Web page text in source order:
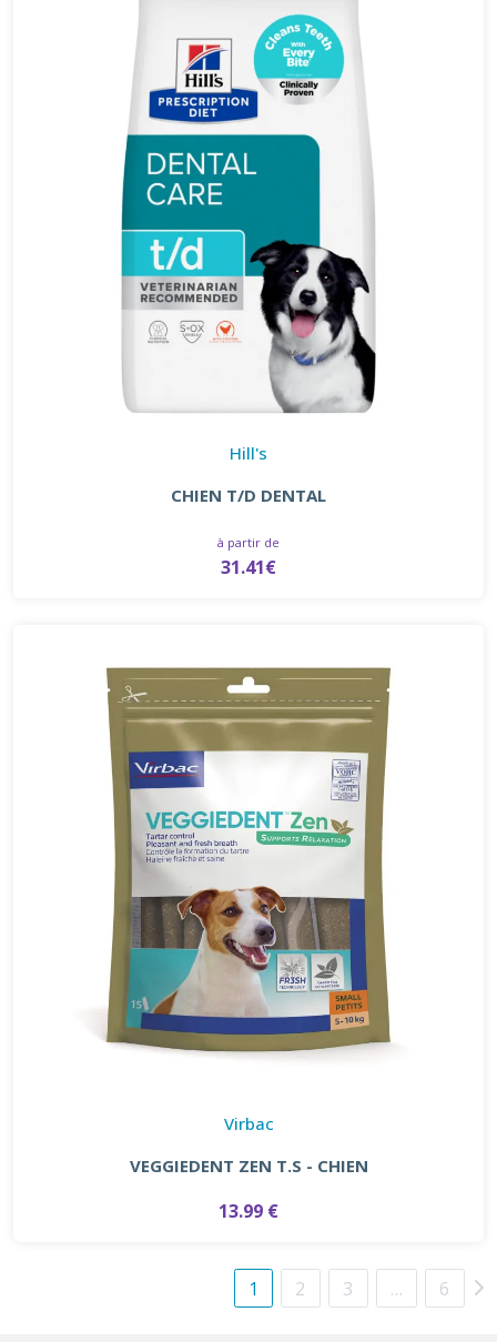
Hill's
CHIEN T/D DENTAL
à partir de
31.41€
Virbac
VEGGIEDENT ZEN T.S - CHIEN
13.99 €
1 2 3 … 6